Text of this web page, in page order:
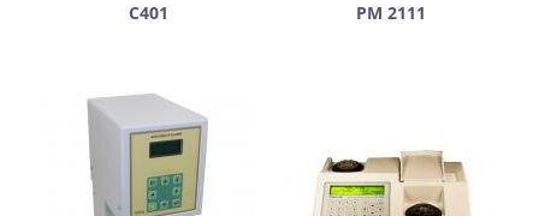
С401 РМ 2111